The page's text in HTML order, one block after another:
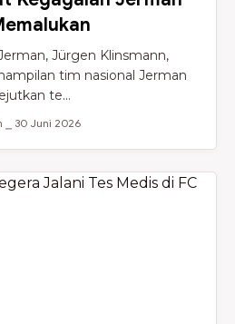
Jürgen Klinsmann,
tim nasional Jerman
te...
⎯ 30 Juni 2026